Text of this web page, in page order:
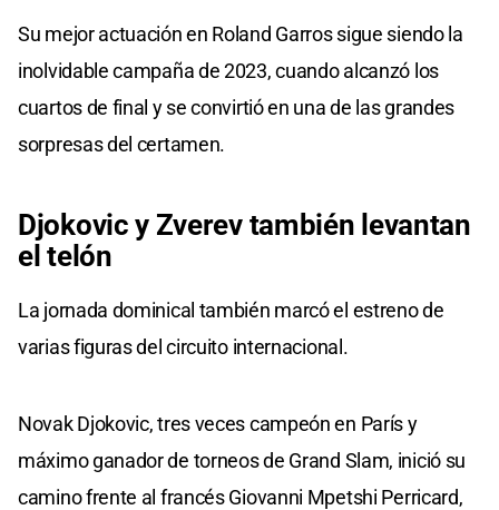
Su mejor actuación en Roland Garros sigue siendo la
inolvidable campaña de 2023, cuando alcanzó los
cuartos de final y se convirtió en una de las grandes
sorpresas del certamen.
Djokovic y Zverev también levantan
el telón
La jornada dominical también marcó el estreno de
varias figuras del circuito internacional.
Novak Djokovic, tres veces campeón en París y
máximo ganador de torneos de Grand Slam, inició su
camino frente al francés Giovanni Mpetshi Perricard,